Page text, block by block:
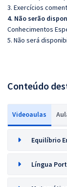
3. Exercícios
4. Não serão
Conhecimentos
5. Não será
Conteúdo
Videoaulas
Equilíbrio
Língua